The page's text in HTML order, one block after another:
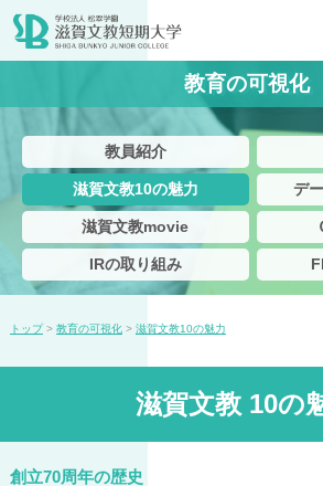
教育の可視化
教員紹介
滋賀文教10の魅力 デ
滋賀文教movie
IRの取り組み
トップ > 教育の可視化 > 滋賀文教10の魅力
滋賀文教 10の
創立70周年の歴史